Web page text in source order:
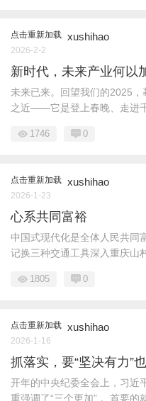
点击重新加载 xushihao
2026-2-2
新时代，未来产业何以
未来已来。回望我们的2025
之近——它是登上春晚、走进千
1746 0
点击重新加载 xushihao
2026-1-23
心系共同富裕
中国式现代化是全体人民共同
记换三种交通工具深入重庆山
1805 0
点击重新加载 xushihao
2026-1-16
抓落实，要“坚决有力”
开年的中央纪委全会上，习近
重强调了“三个更加”， 首要的